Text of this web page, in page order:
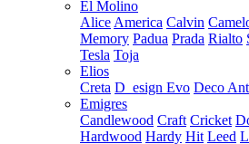
El Molino
Alice America Calvin
Memory Padua Prada Rialto
Tesla Toja
Elios
Creta D_esign Evo Deco
Emigres
Candlewood Craft Cricket
Hardwood Hardy Hit Leed